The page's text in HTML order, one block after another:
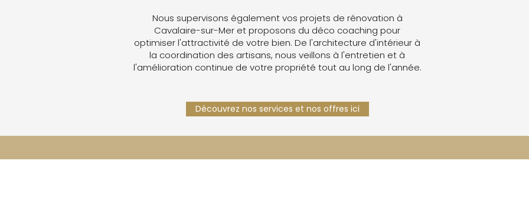
Nous supervisons également vos projets de rénovation à
Cavalaire-sur-Mer et proposons du déco coaching pour
optimiser l'attractivité de votre bien. De l'architecture d'intérieur à
la coordination des artisans, nous veillons à l'entretien et à
l'amélioration continue de votre propriété tout au long de l'année.
Découvrez nos services et nos offres ici